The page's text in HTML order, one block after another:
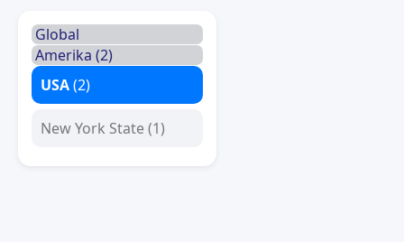
Global
Amerika (2)
USA(2)
New York State (1)